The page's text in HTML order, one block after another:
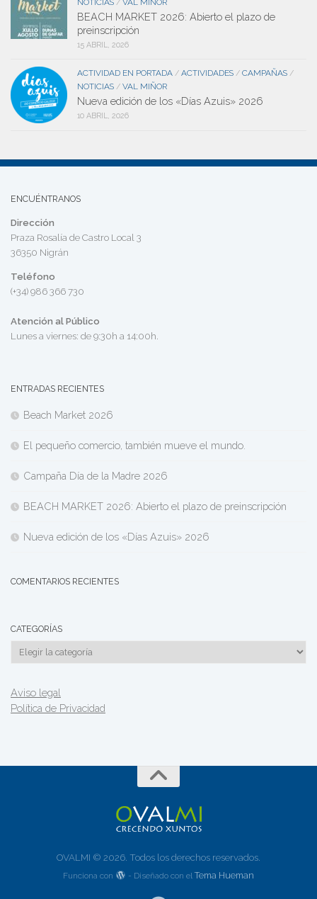
NOTICIAS / VAL MIÑOR
BEACH MARKET 2026: Abierto el plazo de
preinscripción
15 ABRIL, 2026
ACTIVIDAD EN PORTADA / ACTIVIDADES / CAMPAÑAS /
NOTICIAS / VAL MIÑOR
Nueva edición de los «Días Azuis» 2026
10 ABRIL, 2026
ENCUÉNTRANOS
Dirección
Praza Rosalía de Castro Local 3
36350 Nigrán
Teléfono
(+34) 986 366 730
Atención al Público
Lunes a viernes: de 9:30h a 14:00h.
ENTRADAS RECIENTES
Beach Market 2026
El pequeño comercio, también mueve el mundo.
Campaña Día de la Madre 2026
BEACH MARKET 2026: Abierto el plazo de preinscripción
Nueva edición de los «Días Azuis» 2026
COMENTARIOS RECIENTES
CATEGORÍAS
Categorías
Aviso legal
Política de Privacidad
OVALMI © 2026. Todos los derechos reservados.
Funciona con - Diseñado con elTema Hueman